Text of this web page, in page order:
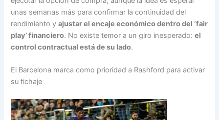
unas semanas más para confirmar la continuidad del
rendimiento yajustar el encaje económico dentro del ‘fair
play’ financiero. No existe temor a un giro inesperado:el
control contractual está de su lado.
El Barcelona marca como prioridad a Rashford para activar
su fichaje